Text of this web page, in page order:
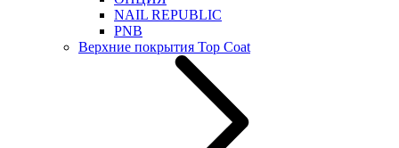
NAIL REPUBLIC
PNB
Верхние покрытия Top Coat